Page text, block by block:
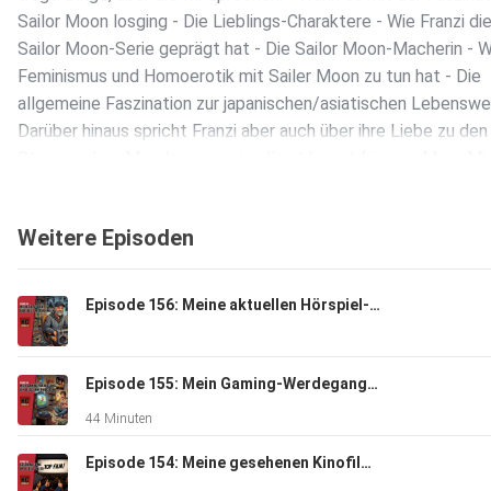
Sailor Moon losging - Die Lieblings-Charaktere - Wie Franzi die
Sailor Moon-Serie geprägt hat - Die Sailor Moon-Macherin -
Feminismus und Homoerotik mit Sailer Moon zu tun hat - Die
allgemeine Faszination zur japanischen/asiatischen
Darüber hinaus spricht Franzi aber auch über ihre Liebe zu den
In diesem Sinne: Im Namen des Mondes viel Spaß beim
Weitere Episoden
Episode 156: Meine aktuellen Hörspiel-Empfehlungen
Episode 155: Mein Gaming-Werdegang - Von der Sony Playstation, dem Nintendo64 bis hin zum ersten Pentium-PC
44 Minuten
Episode 154: Meine gesehenen Kinofilme von April bis Juni 2026